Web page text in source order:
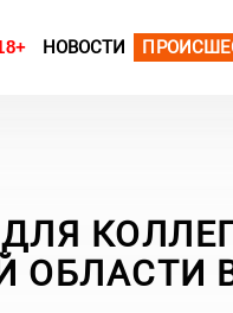
НОВОСТИ
ОБЛАСТИ